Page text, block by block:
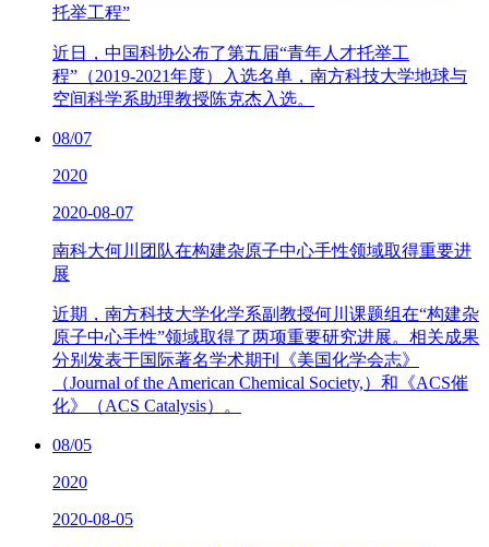
托举工程”
近日，中国科协公布了第五届“青年人才托举工
程”（2019-2021年度）入选名单，南方科技大学地球与
空间科学系助理教授陈克杰入选。
08/07
2020
2020-08-07
南科大何川团队在构建杂原子中心手性领域取得重要进
展
近期，南方科技大学化学系副教授何川课题组在“构建杂
原子中心手性”领域取得了两项重要研究进展。相关成果
分别发表于国际著名学术期刊《美国化学会志》
（Journal of the American Chemical Society,）和《ACS催
化》（ACS Catalysis）。
08/05
2020
2020-08-05